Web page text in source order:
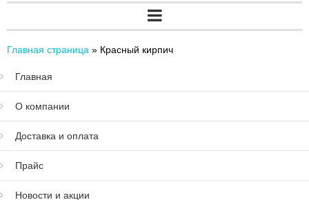
Главная страница » Красный кирпич
Главная
О компании
Доставка и оплата
Прайс
Новости и акции